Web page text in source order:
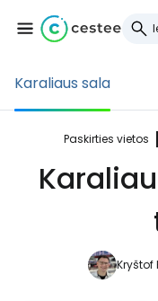
Karaliaus sala
Paskirties vietos
Kryštof
Cestee
... pasaulinė